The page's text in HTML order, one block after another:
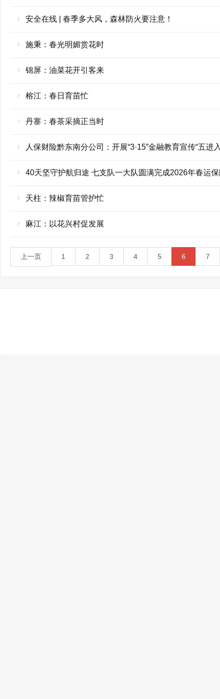
安全在线 | 春季多大风，森林防火要注意！
施秉：春光明媚赏花时
锦屏：油菜花开引客来
榕江：春日育苗忙
丹寨：春茶采摘正当时
人保财险黔东南分公司：开展“3·15”金融教育宣传“五进
40天坚守护航归途 七支队一大队圆满完成2026年春运
天柱：辣椒育苗管护忙
麻江：以花兴村促发展
上一页 1 2 3 4 5 6 7